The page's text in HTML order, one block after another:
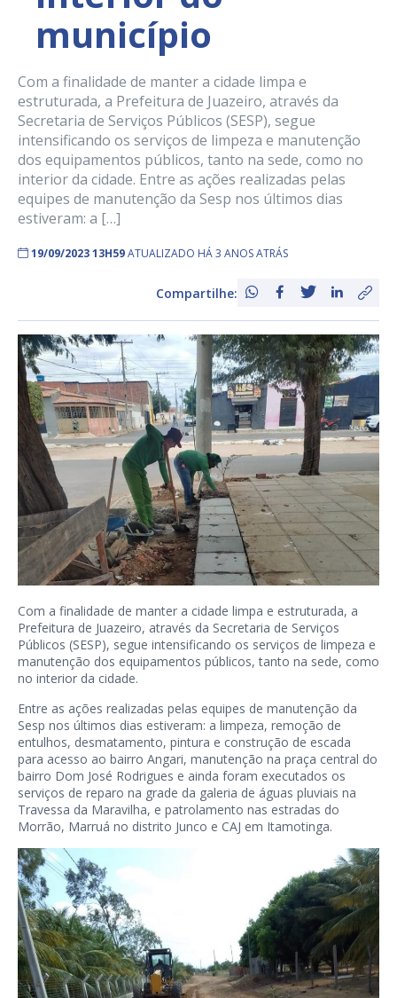
município
Com a finalidade de manter a cidade limpa e
estruturada, a Prefeitura de Juazeiro, através da
Secretaria de Serviços Públicos (SESP), segue
intensificando os serviços de limpeza e manutenção
dos equipamentos públicos, tanto na sede, como no
interior da cidade. Entre as ações realizadas pelas
equipes de manutenção da Sesp nos últimos dias
estiveram: a […]
19/09/2023 13H59ATUALIZADO HÁ 3 ANOS ATRÁS
Compartilhe:
Com a finalidade de manter a cidade limpa e estruturada, a
Prefeitura de Juazeiro, através da Secretaria de Serviços
Públicos (SESP), segue intensificando os serviços de limpeza e
manutenção dos equipamentos públicos, tanto na sede, como
no interior da cidade.
Entre as ações realizadas pelas equipes de manutenção da
Sesp nos últimos dias estiveram: a limpeza, remoção de
entulhos, desmatamento, pintura e construção de escada
para acesso ao bairro Angari, manutenção na praça central do
bairro Dom José Rodrigues e ainda foram executados os
serviços de reparo na grade da galeria de águas pluviais na
Travessa da Maravilha, e patrolamento nas estradas do
Morrão, Marruá no distrito Junco e CAJ em Itamotinga.